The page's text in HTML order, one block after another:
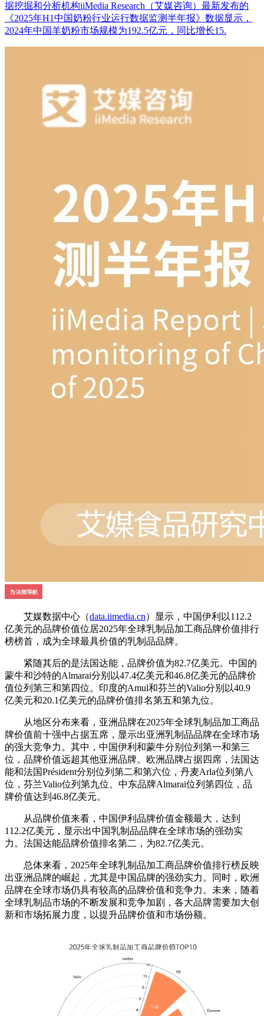
据挖掘和分析机构iiMedia Research（艾媒咨询）最新发布的
《2025年H1中国奶粉行业运行数据监测半年报》数据显示，
2024年中国羊奶粉市场规模为192.5亿元，同比增长15.
艾媒数据中心（data.iimedia.cn）显示，中国伊利以112.2
亿美元的品牌价值位居2025年全球乳制品加工商品牌价值排行
榜榜首，成为全球最具价值的乳制品品牌。
紧随其后的是法国达能，品牌价值为82.7亿美元。中国的
蒙牛和沙特的Almarai分别以47.4亿美元和46.8亿美元的品牌价
值位列第三和第四位。印度的Amul和芬兰的Valio分别以40.9
亿美元和20.1亿美元的品牌价值排名第五和第九位。
从地区分布来看，亚洲品牌在2025年全球乳制品加工商品
牌价值前十强中占据五席，显示出亚洲乳制品品牌在全球市场
的强大竞争力。其中，中国伊利和蒙牛分别位列第一和第三
位，品牌价值远超其他亚洲品牌。欧洲品牌占据四席，法国达
能和法国Président分别位列第二和第六位，丹麦Arla位列第八
位，芬兰Valio位列第九位。中东品牌Almarai位列第四位，品
牌价值达到46.8亿美元。
从品牌价值来看，中国伊利品牌价值金额最大，达到
112.2亿美元，显示出中国乳制品品牌在全球市场的强劲实
力。法国达能品牌价值排名第二，为82.7亿美元。
总体来看，2025年全球乳制品加工商品牌价值排行榜反映
出亚洲品牌的崛起，尤其是中国品牌的强劲实力。同时，欧洲
品牌在全球市场仍具有较高的品牌价值和竞争力。未来，随着
全球乳制品市场的不断发展和竞争加剧，各大品牌需要加大创
新和市场拓展力度，以提升品牌价值和市场份额。